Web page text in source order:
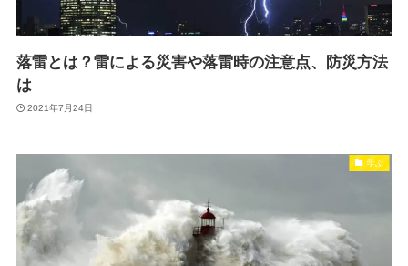
落雷とは？雷による災害や落雷時の注意点、防災方法
は
2021年7月24日
学ぶ